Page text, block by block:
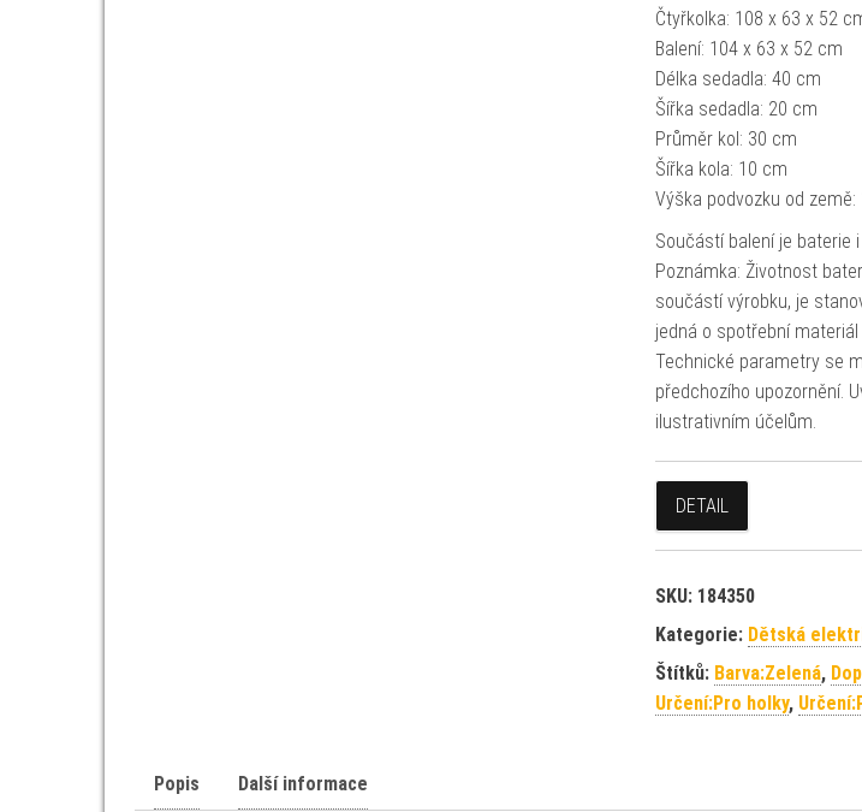
Čtyřkolka: 108 x 63 x 52
Balení: 104 x 63 x 52 cm
Délka sedadla: 40 cm
Šířka sedadla: 20 cm
Průměr kol: 30 cm
Šířka kola: 10 cm
Výška podvozku od země:
Součástí balení je baterie
Poznámka: Životnost
součástí výrobku, je
jedná o spotřební
Technické parametry se
předchozího upozornění.
ilustrativním účelům.
DETAIL
SKU: 184350
Kategorie: Dětská
Štítků: Barva:Zelená,
Určení:Pro holky,
Popis Další informace